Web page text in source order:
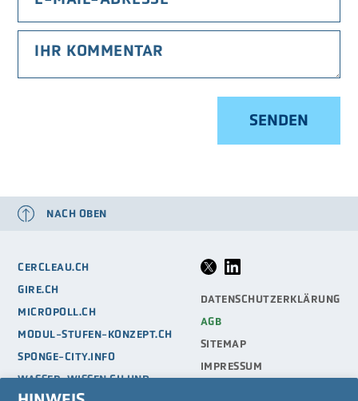
NACH OBEN
CERCLEAU.CH
GIRE.CH
MICROPOLL.CH
MODUL-STUFEN-KONZEPT.CH
SPONGE-CITY.INFO
WASSER-WISSEN.CH UND
WASSER-BERUFE.CH
DATENSCHUTZERKLÄRUNG
AGB
SITEMAP
IMPRESSUM